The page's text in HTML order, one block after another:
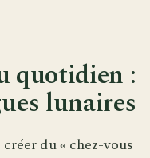
quotidien :
lunaires
du « chez-vous